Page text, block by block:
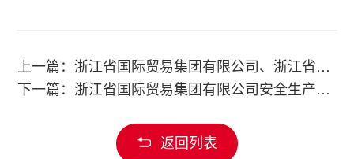
上一篇：浙江省国际贸易集团有限公司、浙江省浙商资产管理股份有限公司、浙江省化工进出口有限公司数据中台（2024）项目成交候选人公示
下一篇：浙江省国际贸易集团有限公司安全生产数字化管控平台（2024）项目成交候选人公示
返回列表